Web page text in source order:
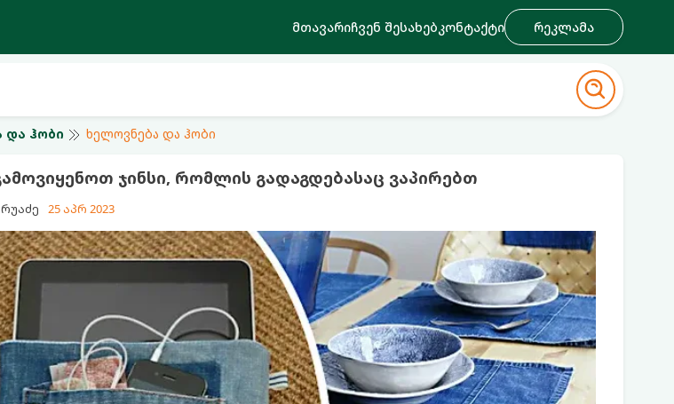
მთავარიჩვენ შესახებკონტაქტი რეკლამა
და ჰობი ხელოვნება და ჰობი
ჯინსი, რომლის გადაგდებასაც ვაპირებთ
25 აპრ 2023